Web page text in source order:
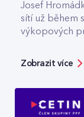
Josef
sítí už během
výkopových
Zobrazit více